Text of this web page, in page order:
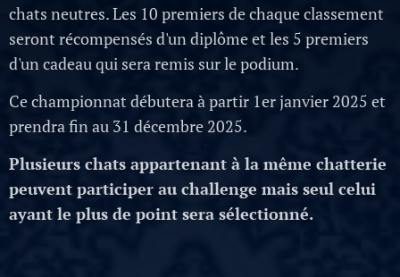
chats neutres. Les 10 premiers de chaque classement
seront récompensés d'un diplôme et les 5 premiers
d'un cadeau qui sera remis sur le podium.
Ce championnat débutera à partir 1er janvier 2025 et
prendra fin au 31 décembre 2025.
Plusieurs chats appartenant à la même chatterie
peuvent participer au challenge mais seul celui
ayant le plus de point sera sélectionné.